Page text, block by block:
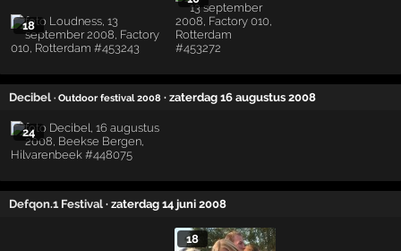
18
Decibel · Outdoor festival 2008 · zaterdag 16 augustus 2008
24
Defqon.1 Festival · zaterdag 14 juni 2008
18